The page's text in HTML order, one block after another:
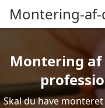
Montering-
Montering af
Skal du have